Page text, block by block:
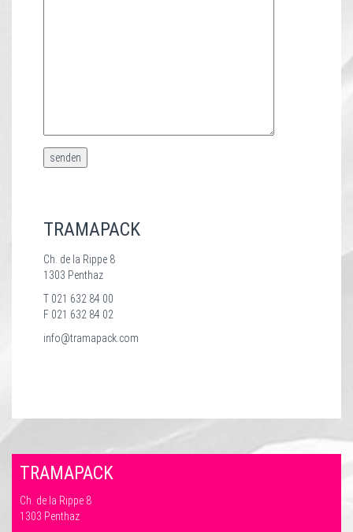
TRAMAPACK
Ch. de la Rippe 8
1303 Penthaz
T 021 632 84 00
F 021 632 84 02
info@tramapack.com
TRAMAPACK
Ch. de la Rippe 8
1303 Penthaz